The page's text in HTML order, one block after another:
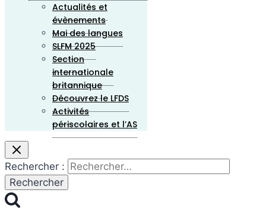
Actualités et
évènements
Mai des langues
SLFM 2025
Section
internationale
britannique
Découvrez le LFDS
Activités
périscolaires et l’AS
Rechercher :